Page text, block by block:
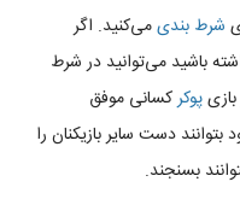
شرط بندیمی‌کنید. اگر
باشید می‌توانید در شرط
پوکرکسانی موفق
دست سایر بازیکنان را
بسنجند.